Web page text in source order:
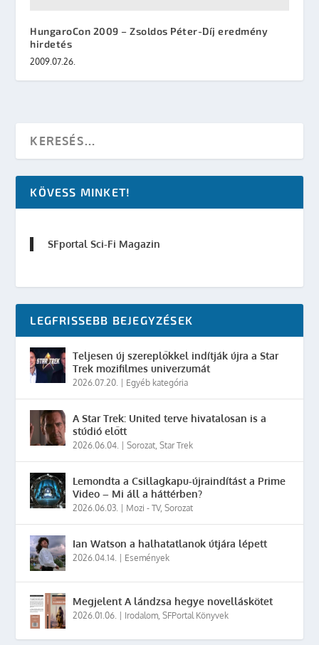
HungaroCon 2009 – Zsoldos Péter-Díj eredmény
hirdetés
2009.07.26.
KÖVESS MINKET!
SFportal Sci-Fi Magazin
LEGFRISSEBB BEJEGYZÉSEK
Teljesen új szereplőkkel indítják újra a Star
Trek mozifilmes univerzumát
2026.07.20. Egyéb kategória
A Star Trek: United terve hivatalosan is a
stúdió előtt
2026.06.04. |Sorozat,Star Trek
Lemondta a Csillagkapu-újraindítást a Prime
Video – Mi áll a háttérben?
2026.06.03. Mozi - TV,Sorozat
Ian Watson a halhatatlanok útjára lépett
2026.04.14. Események
Megjelent A lándzsa hegye novelláskötet
2026.01.06. Irodalom,SFPortal Könyvek